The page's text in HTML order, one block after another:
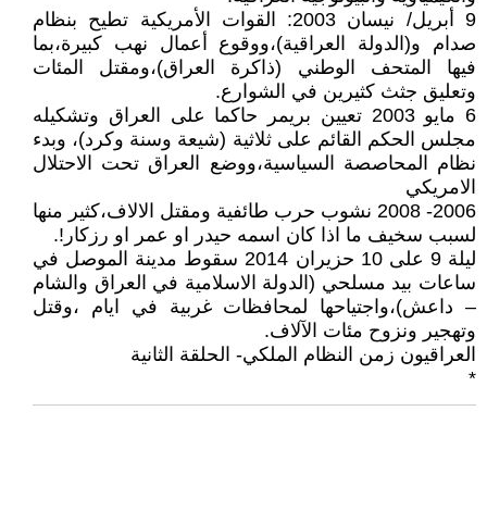
9 أبريل/ نيسان 2003: القوات الأمريكية تطيح بنظام
صدام و(الدولة العراقية)،ووقوع أعمال نهب كبيرة،بما
فيها المتحف الوطني (ذاكرة العراق)،ومقتل المئات
وتعليق جثث كثيرين في الشوارع.
6 مايو 2003 تعيين بريمر حاكما على العراق وتشكيله
مجلس الحكم القائم على ثلاثية (شيعة وسنة وكرد)، وبدء
نظام المحاصصة السياسية،ووضع العراق تحت الاحتلال
الامريكي
2006- 2008 نشوب حرب طائفية ومقتل الالاف،كثير منها
لسبب سخيف ما اذا كان اسمه حيدر او عمر او رزكار!.
ليلة 9 على 10 حزيران 2014 سقوط مدينة الموصل في
ساعات بيد مسلحي (الدولة الاسلامية في العراق والشام
– داعش)،واجتياحها لمحافظات غربية في ايام ،وقتل
وتهجير ونزوح مئات الآلاف.
العراقيون زمن النظام الملكي- الحلقة الثانية
*